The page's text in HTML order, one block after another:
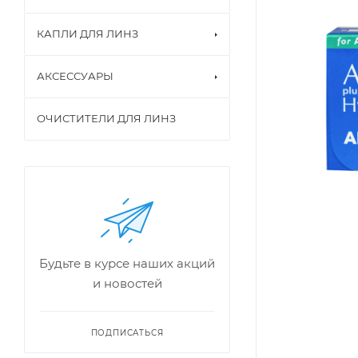
КАПЛИ ДЛЯ ЛИНЗ
АКСЕССУАРЫ
ОЧИСТИТЕЛИ ДЛЯ ЛИНЗ
Будьте в курсе наших акций
и новостей
ПОДПИСАТЬСЯ